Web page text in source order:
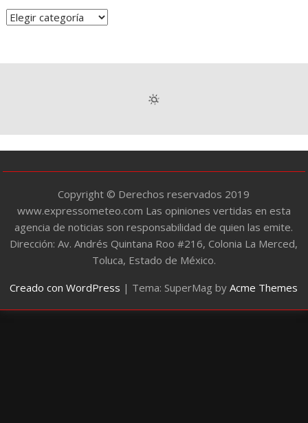
C
e
í
a
Copyright © Derechos reservados 2019
www.expressometeo.com Las opiniones vertidas en esta
agencia de noticias son responsabilidad de quien las emite.
Dirección: Av. Andrés Quintana Roo #216, Colonia La Merced,
Toluca, Estado de México.
Creado con WordPress | Tema: SuperMag byAcme Themes